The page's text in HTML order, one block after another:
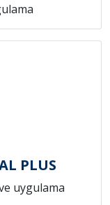
PLUS
uygulama